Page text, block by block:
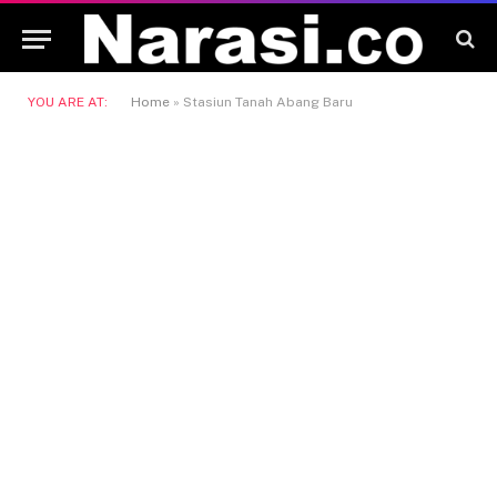
YOU ARE AT: Home » Stasiun Tanah Abang Baru